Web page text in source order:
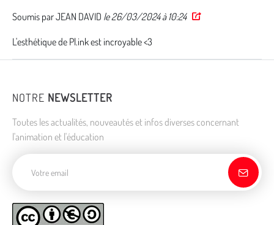
Soumis parJEAN DAVID le 26/03/2024 à 10:24 Permalink
L'esthétique de Pl.ink est incroyable <3
NOTRE NEWSLETTER
Toutes les actualités, nouveautés et infos diverses concernant
l'animation et l'éducation